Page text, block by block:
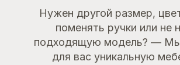
Нужен другой размер,
поменять ручки или не
подходящую модель? —
для вас уникальную